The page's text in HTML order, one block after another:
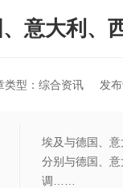
意大利、
类型：综合资讯 发
埃及与德国、
分别与德国、
调……